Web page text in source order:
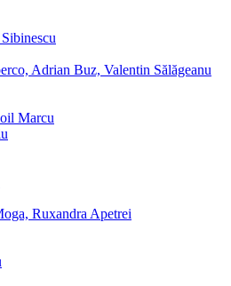
Adrian Buz, Valentin Sălăgeanu
Marcu
Ruxandra Apetrei